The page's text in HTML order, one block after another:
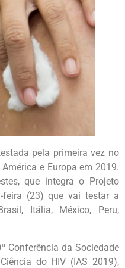
pela primeira vez no
e Europa em 2019.
que integra o Projeto
feira (23) que vai testar a
Itália, México, Peru,
Conferência da Sociedade
do HIV (IAS 2019),